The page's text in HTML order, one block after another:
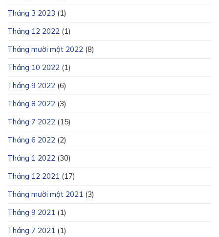
Tháng 3 2023 (1)
Tháng 12 2022 (1)
Tháng mười một 2022 (8)
Tháng 10 2022 (1)
Tháng 9 2022 (6)
Tháng 8 2022 (3)
Tháng 7 2022 (15)
Tháng 6 2022 (2)
Tháng 1 2022 (30)
Tháng 12 2021 (17)
Tháng mười một 2021 (3)
Tháng 9 2021 (1)
Tháng 7 2021 (1)